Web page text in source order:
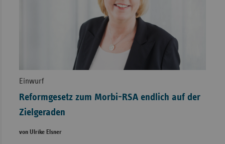
Einwurf
Reformgesetz zum Morbi-RSA endlich auf der
Zielgeraden
von Ulrike Elsner